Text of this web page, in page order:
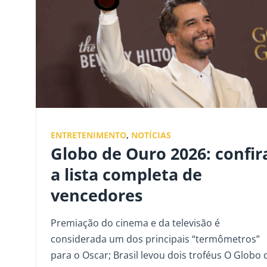
ENTRETENIMENTO, NOTÍCIAS
Globo de Ouro 2026:
a lista completa de
vencedores
Premiação do cinema e da televisão é
considerada um dos principais “termômetros”
para o Oscar; Brasil levou dois troféus O Globo